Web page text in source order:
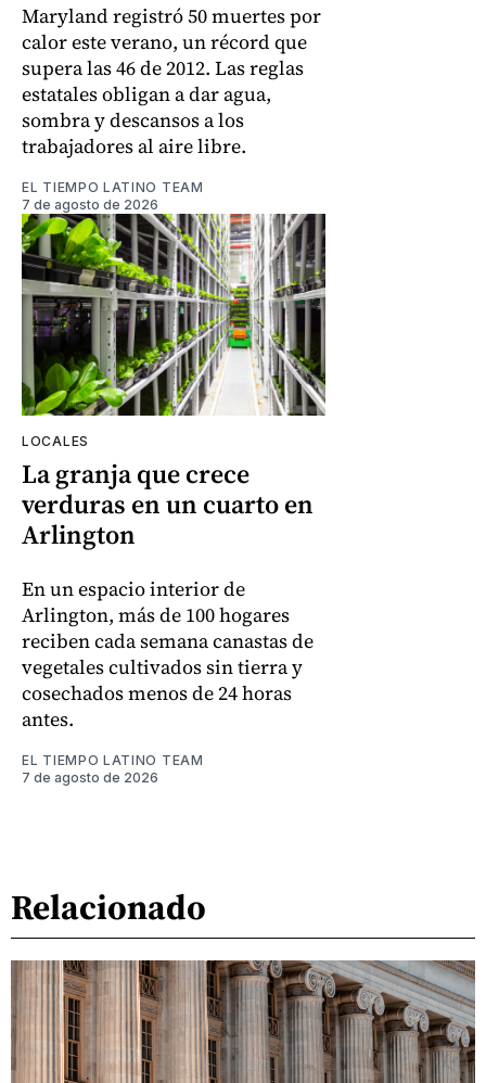
Maryland registró 50 muertes por
calor este verano, un récord que
supera las 46 de 2012. Las reglas
estatales obligan a dar agua,
sombra y descansos a los
trabajadores al aire libre.
EL TIEMPO LATINO TEAM
7 de agosto de 2026
LOCALES
La granja que crece
verduras en un cuarto en
Arlington
En un espacio interior de
Arlington, más de 100 hogares
reciben cada semana canastas de
vegetales cultivados sin tierra y
cosechados menos de 24 horas
antes.
EL TIEMPO LATINO TEAM
7 de agosto de 2026
Relacionado